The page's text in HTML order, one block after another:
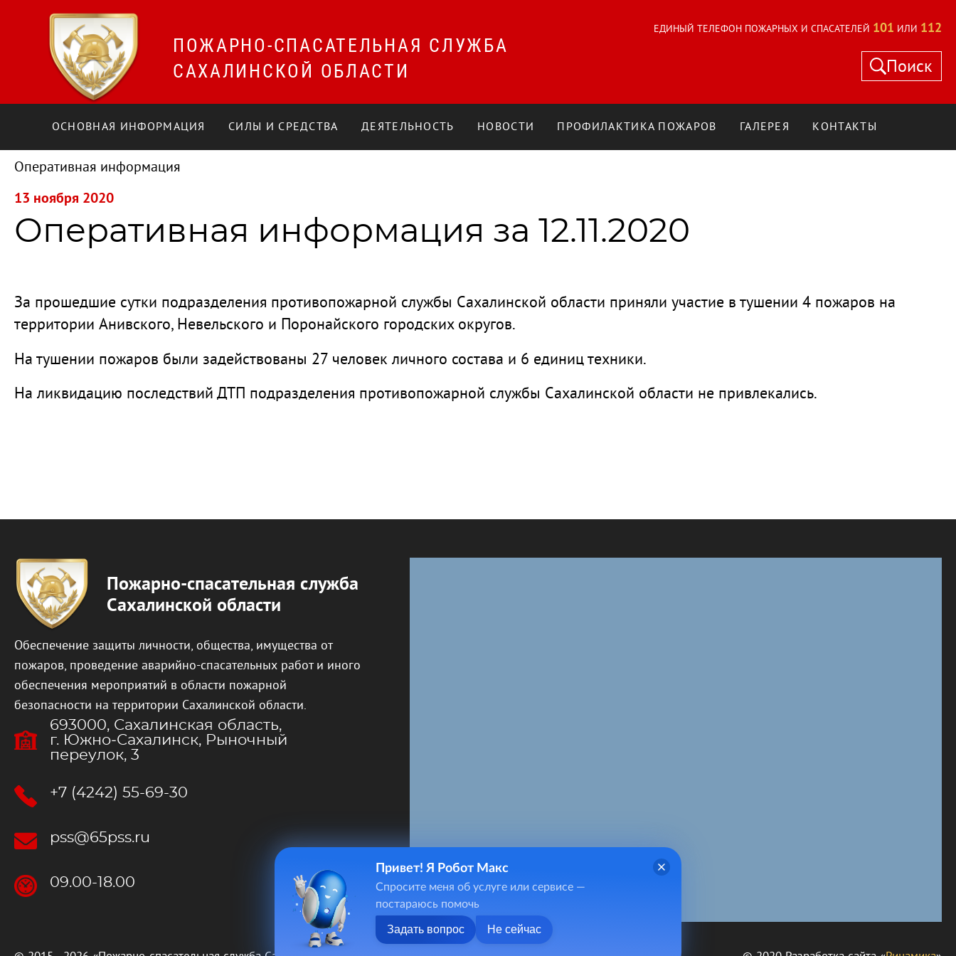
ПОЖАРНО-СПАСАТЕЛЬНАЯ СЛУЖБА
САХАЛИНСКОЙ ОБЛАСТИ
ЕДИНЫЙ ТЕЛЕФОН ПОЖАРНЫХ И СПАСАТЕЛЕЙ 101 ИЛИ 112
Поиск
ОСНОВНАЯ ИНФОРМАЦИЯ СИЛЫ И СРЕДСТВА ДЕЯТЕЛЬНОСТЬ НОВОСТИ ПРОФИЛАКТИКА ПОЖАРОВ ГАЛЕРЕЯ КОНТАКТЫ
Оперативная информация
Оперативная информация за 12.11.2020
За прошедшие сутки подразделения противопожарной службы Сахалинской области приняли участие в тушении 4 пожаров на
территории Анивского, Невельского и Поронайского городских округов.
На тушении пожаров были задействованы 27 человек личного состава и 6 единиц техники.
На ликвидацию последствий ДТП подразделения противопожарной службы Сахалинской области не привлекались.
13 ноября 2020
Пожарно-спасательная служба
Сахалинской области
Обеспечение защиты личности, общества, имущества от
пожаров, проведение аварийно-спасательных работ и иного
обеспечения мероприятий в области пожарной
безопасности на территории Сахалинской области.
693000, Сахалинская область,
г. Южно‐Сахалинск, Рыночный
переулок, 3
+7 (4242) 55-69-30
pss@65pss.ru
09.00-18.00
Привет! Я Робот Макс
Спросите меня об услуге или сервисе —
постараюсь помочь
Задать вопрос Не сейчас